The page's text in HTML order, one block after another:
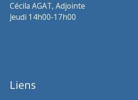
Cécila AGAT, Adjointe
Jeudi 14h00-17h00
Liens